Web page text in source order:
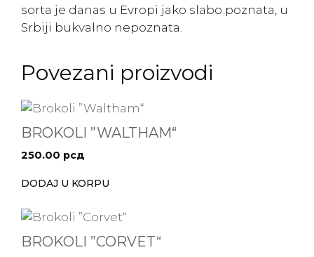
sorta je danas u Evropi jako slabo poznata, u
Srbiji bukvalno nepoznata.
Povezani proizvodi
BROKOLI ”WALTHAM“
250.00 рсд
DODAJ U KORPU
BROKOLI ”CORVET“